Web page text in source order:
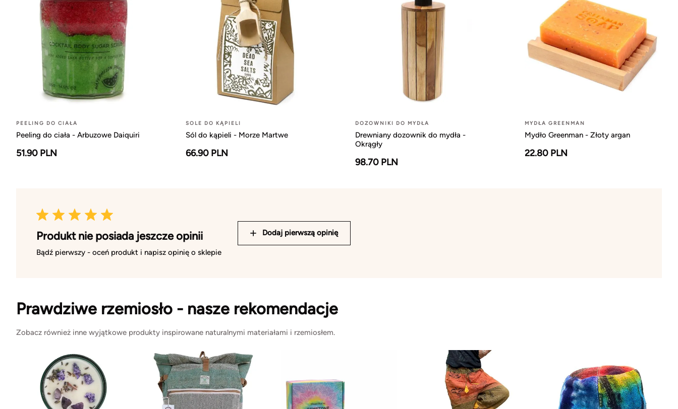
PEELING DO CIAŁA
Peeling do ciała - Arbuzowe Daiquiri
51.90 PLN
SOLE DO KĄPIELI
Sól do kąpieli - Morze Martwe
66.90 PLN
DOZOWNIKI DO MYDŁA
Drewniany dozownik do mydła -
Okrągły
98.70 PLN
MYDŁA GREENMAN
Mydło Greenman - Złoty argan
22.80 PLN
Produkt nie posiada jeszcze opinii
Bądź pierwszy - oceń produkt i napisz opinię o sklepie
Dodaj pierwszą opinię
Prawdziwe rzemiosło - nasze rekomendacje
Zobacz również inne wyjątkowe produkty inspirowane naturalnymi materiałami i rzemiosłem.